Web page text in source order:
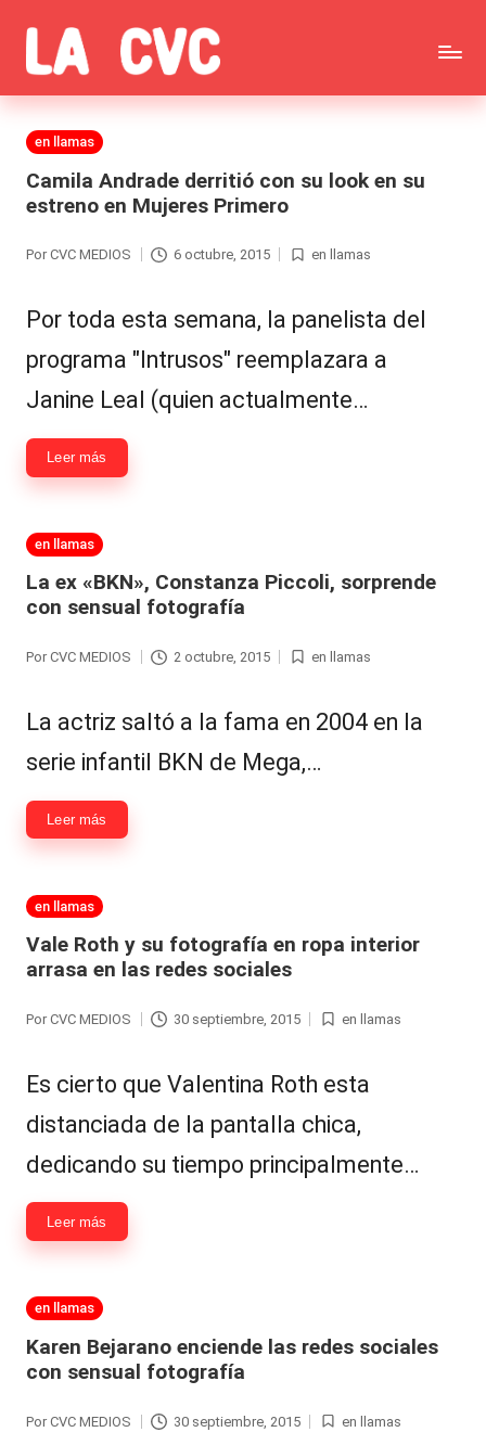
Saltar
al
contenido
C
o
p
u
c
a
s
y
F
ar
n
d
ul
a
C
hi
le
n
a
🔥
R
e
al
y
s,
T
V
y
e
d
e
s
Todas
las
noticias
de
la
Tierra
Gran
-
Tendencias
-
Exclusivas
redes
lacvc.com
-
Publicada
en llamas
Camila Andrade derritió con su look en su
estreno en Mujeres Primero
Por CVC MEDIOS 6 octubre, 2015
Publicada
en llamas
Por toda esta semana, la panelista del
programa "Intrusos" reemplazara a
Janine Leal (quien actualmente…
Leer más
Publicada
en llamas
La ex «BKN», Constanza Piccoli, sorprende
con sensual fotografía
Por CVC MEDIOS 2 octubre, 2015
Publicada
en llamas
La actriz saltó a la fama en 2004 en la
serie infantil BKN de Mega,…
Leer más
Publicada
en llamas
Vale Roth y su fotografía en ropa interior
arrasa en las redes sociales
Por CVC MEDIOS 30 septiembre, 2015
Publicada
en llamas
Es cierto que Valentina Roth esta
distanciada de la pantalla chica,
dedicando su tiempo principalmente…
Leer más
Publicada
en llamas
Karen Bejarano enciende las redes sociales
con sensual fotografía
Publicado
Por CVC MEDIOS 30 septiembre, 2015
Publicada
en llamas